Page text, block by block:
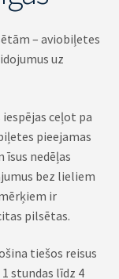
– aviobiļetes
uz
ceļot pa
pieejamas
īsus nedēļas
bez lieliem
ir
pilsētas.
tiešos reisus
stundas līdz 4